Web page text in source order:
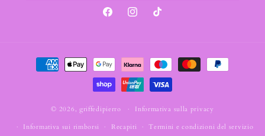
FacebookInstagramTikTok
Metodi
© 2026, griffedipierro
Informativa sulla privacy
Informativa sui rimborsi
Recapiti Termini e condizioni del servizio